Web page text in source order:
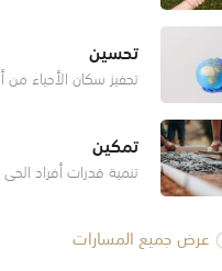
تحسين
تحفيز سكان الأحياء
تمكين
تنمية قدرات أفراد الحي
عرض جميع المسارات